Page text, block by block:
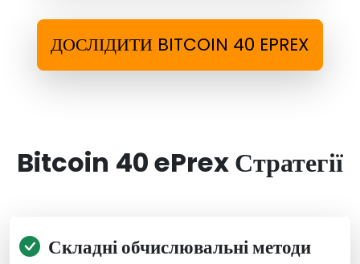
ДОСЛІДИТИ BITCOIN 40 EPREX
Bitcoin 40 ePrex Стратегії
Складні обчислювальні методи